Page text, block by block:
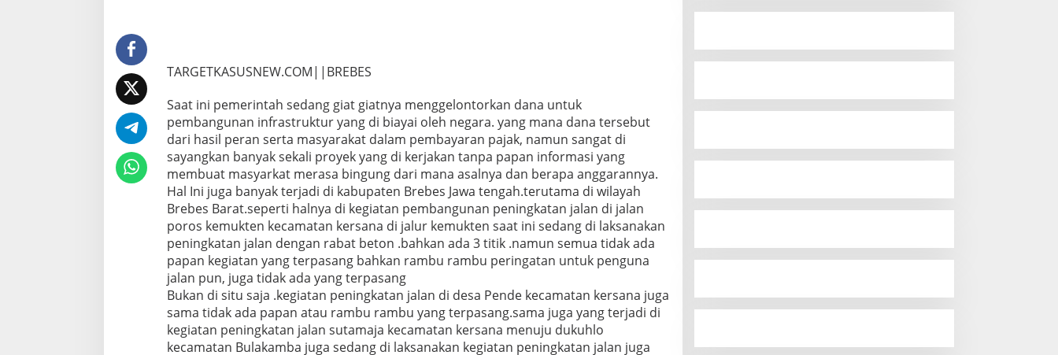
e
b
n
g
u
n
a
n
T
a
m
p
a
P
a
p
a
n
TARGETKASUSNEW.COM||BREBES
Saat ini pemerintah sedang giat giatnya menggelontorkan dana untuk
pembangunan infrastruktur yang di biayai oleh negara. yang mana dana tersebut
dari hasil peran serta masyarakat dalam pembayaran pajak, namun sangat di
sayangkan banyak sekali proyek yang di kerjakan tanpa papan informasi yang
membuat masyarkat merasa bingung dari mana asalnya dan berapa anggarannya.
Hal Ini juga banyak terjadi di kabupaten Brebes Jawa tengah.terutama di wilayah
Brebes Barat.seperti halnya di kegiatan pembangunan peningkatan jalan di jalan
poros kemukten kecamatan kersana di jalur kemukten saat ini sedang di laksanakan
peningkatan jalan dengan rabat beton .bahkan ada 3 titik .namun semua tidak ada
papan kegiatan yang terpasang bahkan rambu rambu peringatan untuk penguna
jalan pun, juga tidak ada yang terpasang
Bukan di situ saja .kegiatan peningkatan jalan di desa Pende kecamatan kersana juga
sama tidak ada papan atau rambu rambu yang terpasang.sama juga yang terjadi di
kegiatan peningkatan jalan sutamaja kecamatan kersana menuju dukuhlo
kecamatan Bulakamba juga sedang di laksanakan kegiatan peningkatan jalan juga